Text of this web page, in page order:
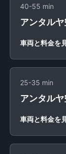
40-55 min
アンタル
車両と料金を
25-35 min
アンタル
車両と料金を